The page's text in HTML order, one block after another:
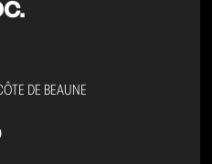
DE BEAUNE